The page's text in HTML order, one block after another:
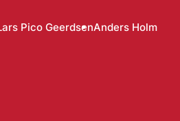
Pico GeerdsenAnders Holm